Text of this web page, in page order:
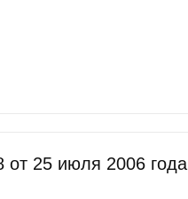
25 июля 2006 года